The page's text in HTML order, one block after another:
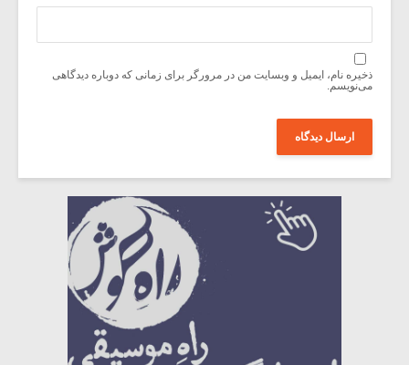
ذخیره نام، ایمیل و وبسایت من در مرورگر برای زمانی که دوباره دیدگاهی
می‌نویسم.